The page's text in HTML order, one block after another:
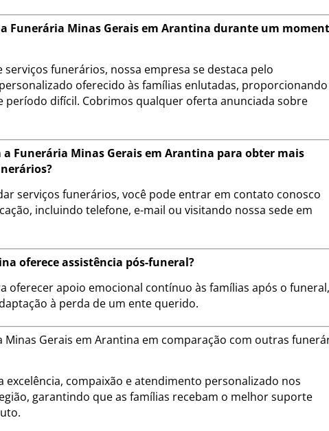
a Funerária Minas Gerais em Arantina durante um
funerários, nossa empresa se destaca pelo
oferecido às famílias enlutadas, proporcionando
difícil. Cobrimos qualquer oferta anunciada sobre
Funerária Minas Gerais em Arantina para obter mais
serviços funerários, você pode entrar em contato conosco
incluindo telefone, e-mail ou visitando nossa sede em
oferece assistência pós-funeral?
oferecer apoio emocional contínuo às famílias após o funeral,
à perda de um ente querido.
Minas Gerais em Arantina em comparação com outras
excelência, compaixão e atendimento personalizado nos
garantindo que as famílias recebam o melhor suporte